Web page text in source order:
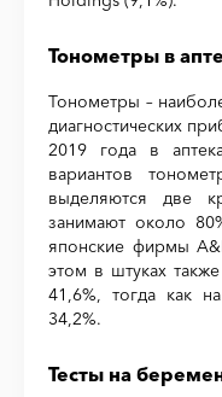
Тонометры в
Тонометры –
диагностических
2019 года в
вариантов
выделяются две
занимают около
японские фирмы
этом в штуках
41,6%, тогда как
34,2%.
Тесты на